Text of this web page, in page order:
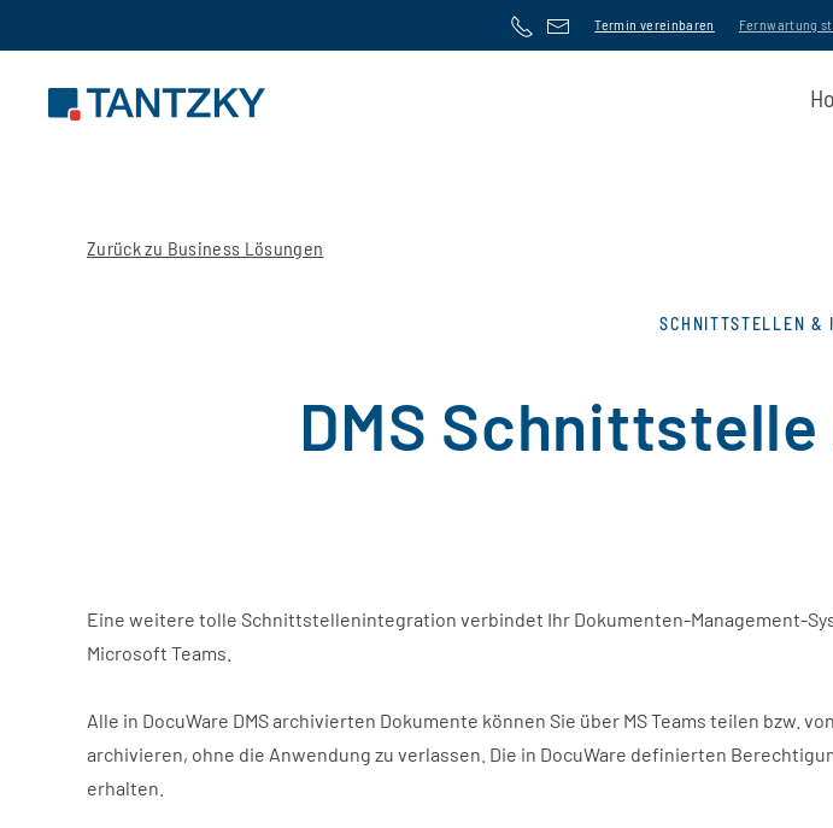
Zum Hauptinhalt springen
Termin vereinbaren Fernwartung
Zurück zu Business Lösungen
SCHNITTSTELLEN &
DMS
Eine weitere tolle Schnittstellenintegration verbindet Ihr Dokumenten-Management-
Microsoft Teams.
Alle in DocuWare DMS archivierten Dokumente können Sie über MS Teams teilen bzw.
archivieren, ohne die Anwendung zu verlassen. Die in DocuWare definierten
erhalten.